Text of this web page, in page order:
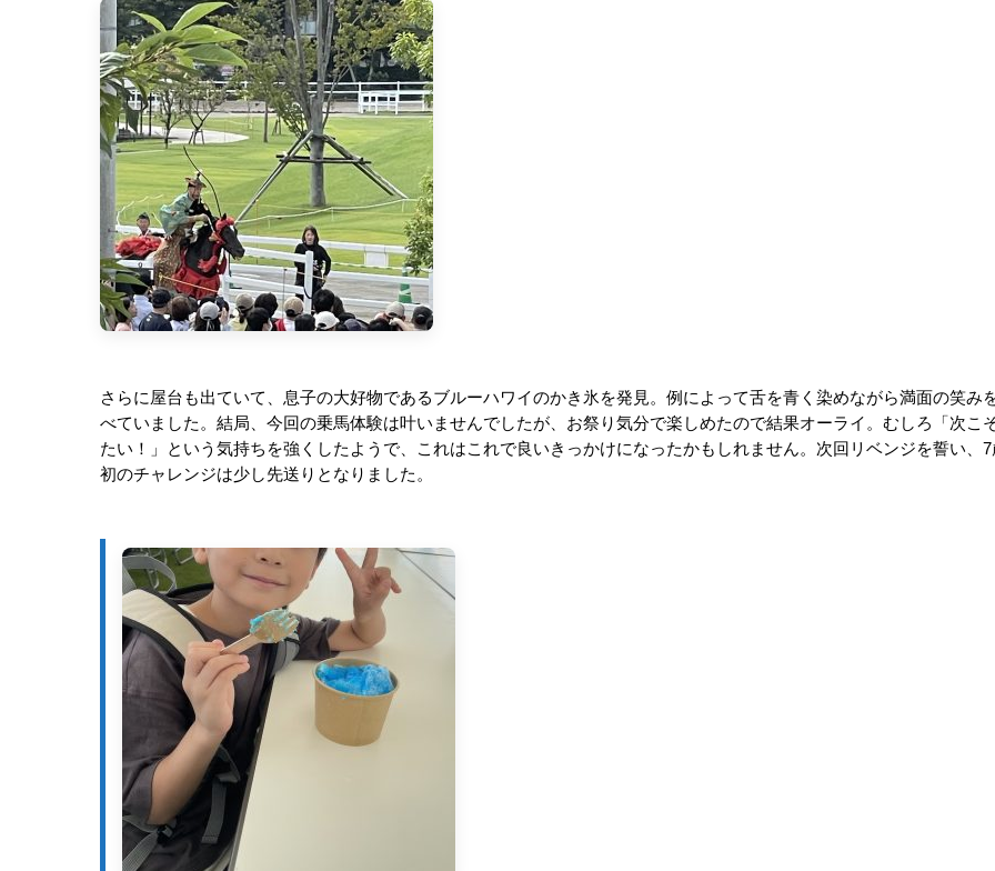
さらに屋台も出ていて、息子の大好物であるブルーハワイのかき氷を発見。例によって舌を青く染めながら満面の笑み
べていました。結局、今回の乗馬体験は叶いませんでしたが、お祭り気分で楽しめたので結果オーライ。むしろ「次こ
たい！」という気持ちを強くしたようで、これはこれで良いきっかけになったかもしれません。次回リベンジを誓い、 7
初のチャレンジは少し先送りとなりました。